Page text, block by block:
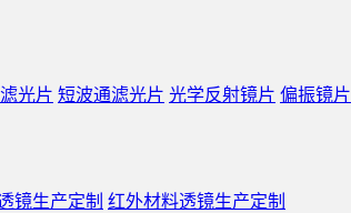
光片 短波通滤光片 光学反射镜片 偏振镜片
镜生产定制 红外材料透镜生产定制